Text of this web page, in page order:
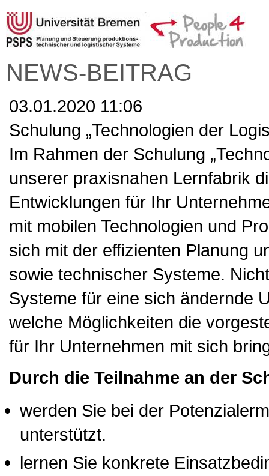
NEWS-BEITRAG
03.01.2020 11:06
Schulung „Technologien der
Im Rahmen der Schulung
unserer praxisnahen Lernfabrik
Entwicklungen für Ihr
mit mobilen Technologien und
sich mit der effizienten Planung
sowie technischer Systeme.
Systeme für eine sich ändernde
welche Möglichkeiten die
für Ihr Unternehmen mit sich
Durch die Teilnahme an der
werden Sie bei der
unterstützt.
lernen Sie konkrete